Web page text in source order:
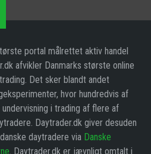
portal målrettet aktiv handel
afvikler Danmarks største online
Det sker blandt andet
hvor hundredvis af
i trading af flere af
Daytrader.dk giver desuden
daytradere via Danske
. Daytrader.dk er jævnligt omtalt i